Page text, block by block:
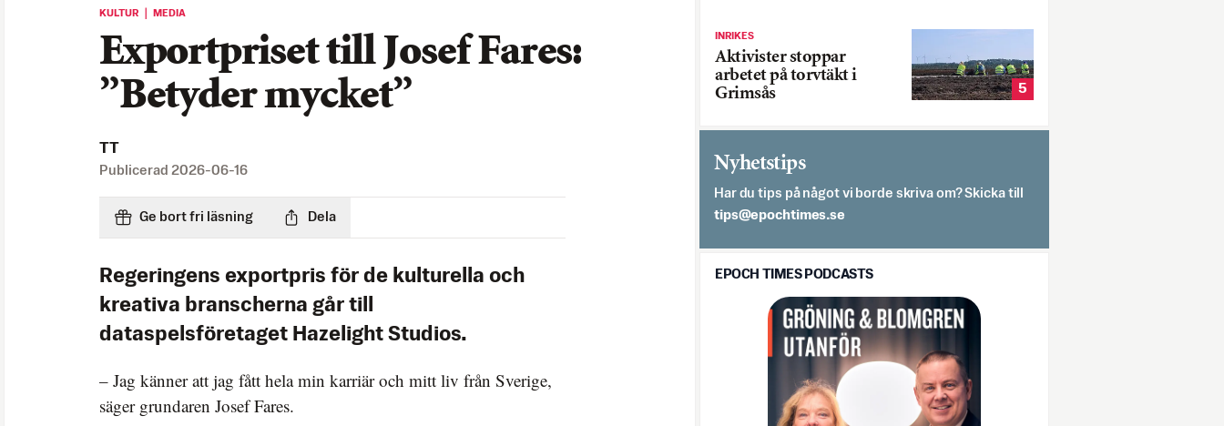
KULTUR ｜ MEDIA
Exportpriset till Josef Fares:
”Betyder mycket”
TT
Publicerad 2026-06-16
Ge bort fri läsning Dela
Regeringens exportpris för de kulturella och
kreativa branscherna går till
dataspelsföretaget Hazelight Studios.
– Jag känner att jag fått hela min karriär och mitt liv från Sverige,
säger grundaren Josef Fares.
INRIKES
Aktivister stoppar
arbetet på torvtäkt i
Grimsås
5
Nyhetstips
Har du tips på något vi borde skriva om? Skicka till
es.semithcope@spit
EPOCH TIMES PODCASTS